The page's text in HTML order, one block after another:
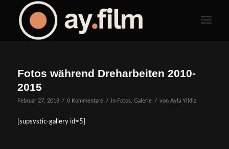
Fotos während Dreharbeiten 2010-
2015
Februar 27, 2018 / 0 Kommentare / in Fotos, Galerie / von Ayla Yildiz
[supsystic-gallery id=5]